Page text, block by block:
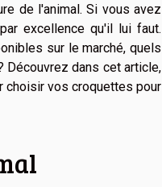
de l'animal. Si vous avez
excellence qu'il lui faut.
sur le marché, quels
Découvrez dans cet article,
choisir vos croquettes pour